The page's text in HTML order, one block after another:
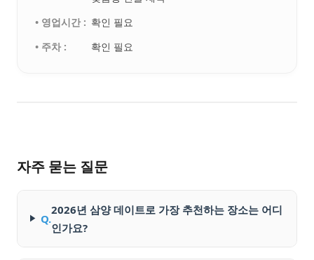
• 영업시간 : 확인 필요
• 주차 :
확인 필요
자주 묻는 질문
Q.
2026년 삼양 데이트로 가장 추천하는 장소는 어디
인가요?